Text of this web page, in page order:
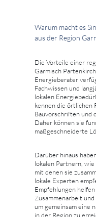
Warum macht es
aus der Region
Die Vorteile einer
Garmisch
Energieberater
Fachwissen und
lokalen
kennen die örtlichen
Bauvorschriften und
Daher können sie
maßgeschneiderte
Darüber hinaus
lokalen Partnern,
mit denen sie
lokale Experten
Empfehlungen
Zusammenarbeit
um gemeinsam eine
in der Region zu